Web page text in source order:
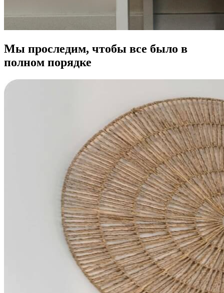
Мы проследим, чтобы все было в
полном порядке